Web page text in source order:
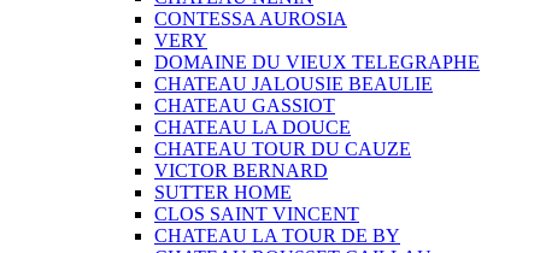
CONTESSA AUROSIA
VERY
DOMAINE DU VIEUX TELEGRAPHE
CHATEAU JALOUSIE BEAULIE
CHATEAU GASSIOT
CHATEAU LA DOUCE
CHATEAU TOUR DU CAUZE
VICTOR BERNARD
SUTTER HOME
CLOS SAINT VINCENT
CHATEAU LA TOUR DE BY